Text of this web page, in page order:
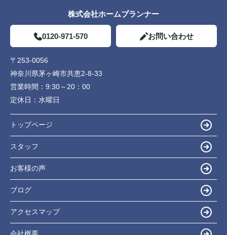
株式会社ホームプランナー
0120-971-570 お問い合わせ
〒253-0056
神奈川県茅ヶ崎市共恵2-8-33
営業時間： 9:30～20：00
定休日： 水曜日
トップページ
スタッフ
お客様の声
ブログ
アクセスマップ